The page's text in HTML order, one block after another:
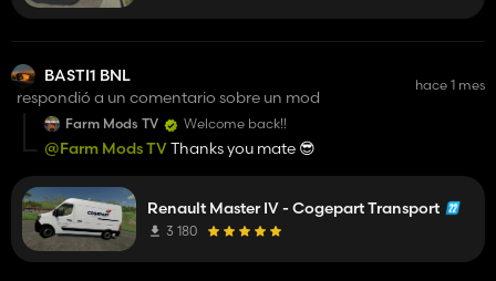
BASTI1 BNL
respondió a un comentario sobre un mod
hace 1 mes
Farm Mods TV Welcome back!!
@Farm Mods TVThanks you mate 😎
Renault Master IV - Cogepart Transport
3 180